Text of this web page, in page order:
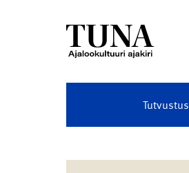
Tutvustus